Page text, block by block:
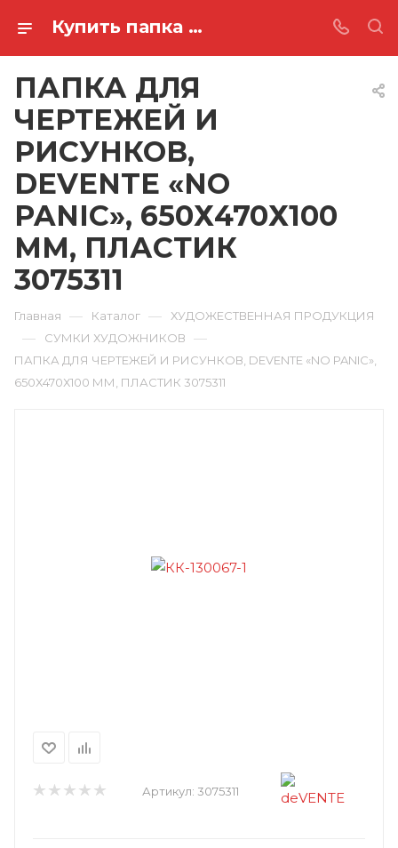
Купить папка для чертежей и рисунков, devente «no panic», 650х470х100 мм, пластик 3075311 в Ростове-на-Дону
ПАПКА ДЛЯ
ЧЕРТЕЖЕЙ И
РИСУНКОВ,
DEVENTE «NO
PANIC», 650Х470Х100
ММ, ПЛАСТИК
3075311
Главная — Каталог — ХУДОЖЕСТВЕННАЯ ПРОДУКЦИЯ
— СУМКИ ХУДОЖНИКОВ —
ПАПКА ДЛЯ ЧЕРТЕЖЕЙ И РИСУНКОВ, DEVENTE «NO PANIC»,
650Х470Х100 ММ, ПЛАСТИК 3075311
Артикул: 3075311